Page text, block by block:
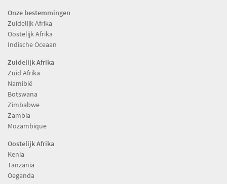
Onze bestemmingen
Zuidelijk Afrika
Oostelijk Afrika
Indische Oceaan
Zuidelijk Afrika
Zuid Afrika
Namibië
Botswana
Zimbabwe
Zambia
Mozambique
Oostelijk Afrika
Kenia
Tanzania
Oeganda